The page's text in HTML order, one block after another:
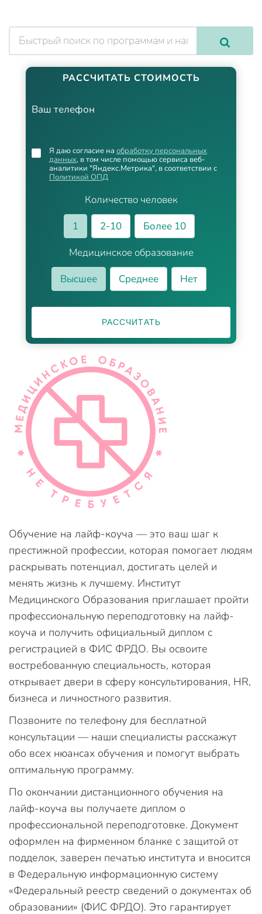
РАССЧИТАТЬ СТОИМОСТЬ
Ваш телефон
Количество человек
1
2-10
Более 10
Медицинское образование
Высшее
Среднее Нет
Я даю согласие на обработку персональных
данных, в том числе помощью сервиса веб-
аналитики "Яндекс.Метрика", в соответствии с
Политикой ОПД
РАССЧИТАТЬ
Обучение на лайф-коуча — это ваш шаг к
престижной профессии, которая помогает людям
раскрывать потенциал, достигать целей и
менять жизнь к лучшему. Институт
Медицинского Образования приглашает пройти
профессиональную переподготовку на лайф-
коуча и получить официальный диплом с
регистрацией в ФИС ФРДО. Вы освоите
востребованную специальность, которая
открывает двери в сферу консультирования, HR,
бизнеса и личностного развития.
Позвоните по телефону для бесплатной
консультации — наши специалисты расскажут
обо всех нюансах обучения и помогут выбрать
оптимальную программу.
По окончании дистанционного обучения на
лайф-коуча вы получаете диплом о
профессиональной переподготовке. Документ
оформлен на фирменном бланке с защитой от
подделок, заверен печатью института и вносится
в Федеральную информационную систему
«Федеральный реестр сведений о документах об
образовании» (ФИС ФРДО). Это гарантирует